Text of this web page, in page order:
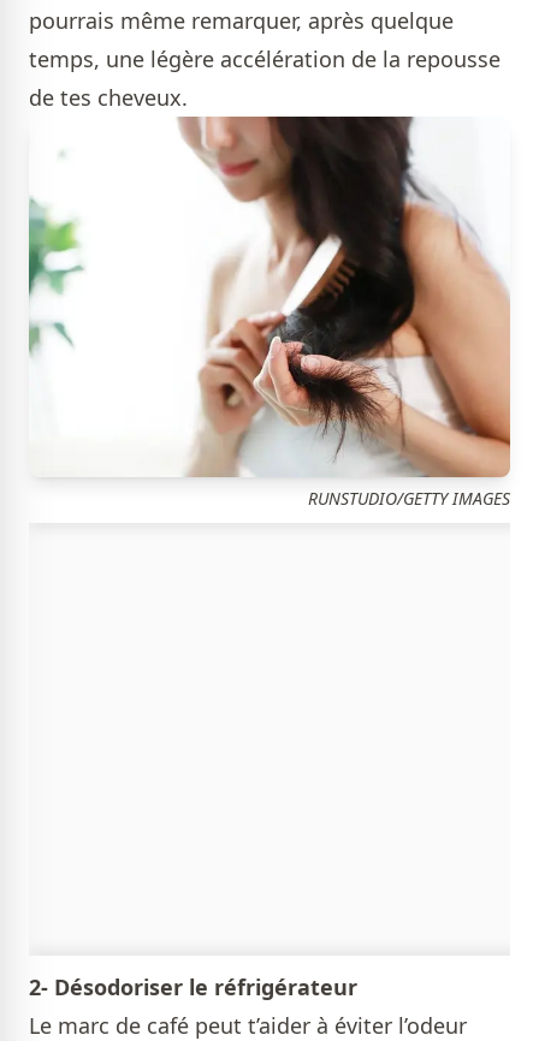
pourrais même remarquer, après quelque
temps, une légère accélération de la repousse
de tes cheveux.
RUNSTUDIO/GETTY IMAGES
2- Désodoriser le réfrigérateur
Le marc de café peut t’aider à éviter l’odeur